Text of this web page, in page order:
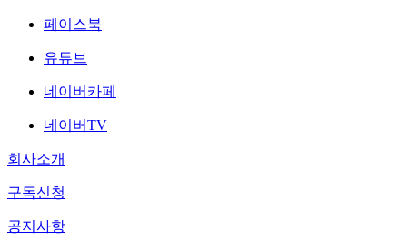
페이스북
유튜브
네이버카페
네이버TV
회사소개
구독신청
공지사항